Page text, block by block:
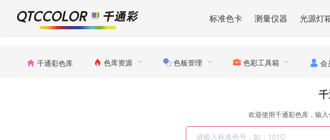
标准色卡 测量仪器 光源灯
千通彩色库 色库资源 色板管理 色彩工具箱 会
欢迎使用千通彩色库，输